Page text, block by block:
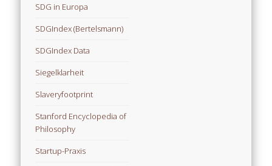
SDG in Europa
SDGIndex (Bertelsmann)
SDGIndex Data
Siegelklarheit
Slaveryfootprint
Stanford Encyclopedia of
Philosophy
Startup-Praxis